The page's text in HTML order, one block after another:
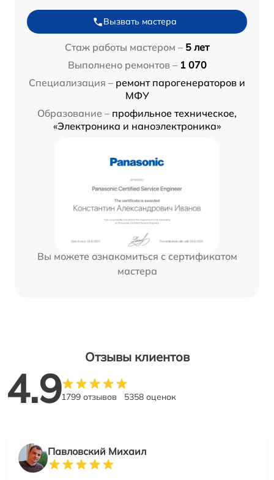
Вызвать мастера
Стаж работы мастером – 5 лет
Выполнено ремонтов – 1 070
Специализация – ремонт парогенераторов и
МФУ
Образование – профильное техническое,
«Электроника и наноэлектроника»
Вы можете ознакомиться с сертификатом
мастера
Отзывы клиентов
4.91799 отзывов 5358 оценок
Павловский Михаил